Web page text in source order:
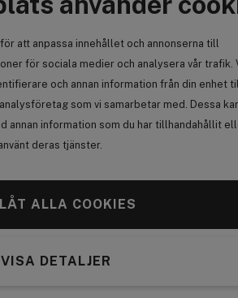
att anpassa innehållet och annonserna till
för sociala medier och analysera vår trafik.
och annan information från din enhet
som vi samarbetar med. Dessa
annan information som du har tillhandahållit
deras tjänster.
ALLA COOKIES
VISA DETALJER